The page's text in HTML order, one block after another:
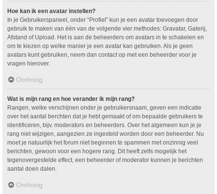
Hoe kan ik een avatar instellen?
In je Gebruikerspaneel, onder “Profiel” kun je een avatar toevoegen door
gebruik te maken van één van de volgende vier methodes: Gravatar, Galerij,
Afstand of Upload. Het is aan de beheerders om avatars in te schakelen en
om te kiezen op welke manier je een avatar kan gebruiken. Als je geen
avatars kunt gebruiken, neem dan contact op met een beheerder voor je
vragen hierover.
Omhoog
Wat is mijn rang en hoe verander ik mijn rang?
Rangen, welke verschijnen onder je gebruikersnaam, geven een indicatie
over het aantal berchten dat je hebt gemaakt of om bepaalde gebruikers te
identificeren, bijv. moderators en beheerders. Over het algemeen kun je je
rang niet wijzigen, aangezien ze ingesteld worden door een beheerder. Nu
moet je natuurlijk het forum niet beginnen te spammen met onzinnig veel
berichten, gewoon voor een hogere rang. Dit heeft zelfs mogelijk het
tegenovergestelde effect, een beheerder of moderator kunnen je berichten
aantal doen dalen.
Omhoog